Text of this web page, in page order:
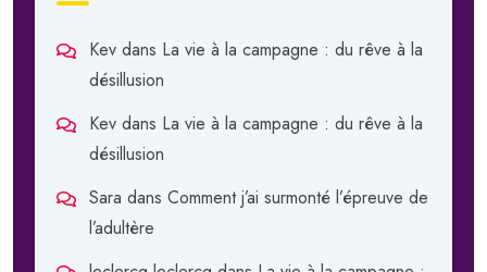
Kev dans La vie à la campagne : du rêve à la
désillusion
Kev dans La vie à la campagne : du rêve à la
désillusion
Sara dans Comment j’ai surmonté l’épreuve de
l’adultère